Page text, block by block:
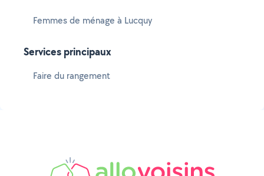
Femmes de ménage à Lucquy
Services principaux
Faire du rangement